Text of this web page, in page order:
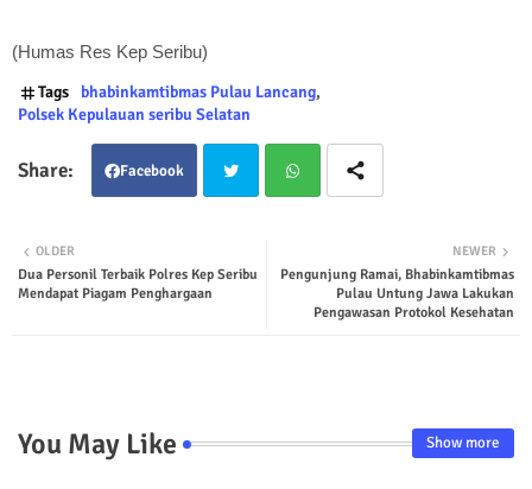
(Humas Res Kep Seribu)
Tags
bhabinkamtibmas Pulau Lancang
Polsek Kepulauan seribu Selatan
Facebook
ter tsap
NEWER
Pengunjung Ramai, Bhabinkamtibmas
Pulau Untung Jawa Lakukan
Pengawasan Protokol Kesehatan
OLDER
Dua Personil Terbaik Polres Kep Seribu
Mendapat Piagam Penghargaan
You May Like Show more